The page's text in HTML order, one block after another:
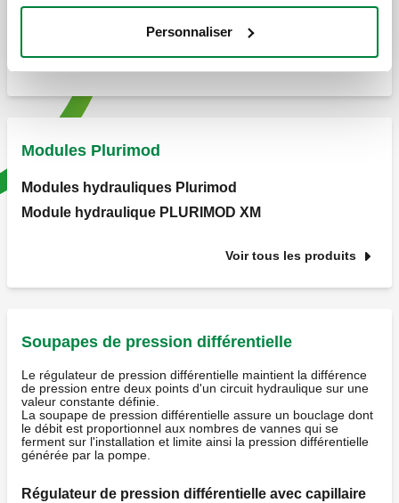
Personnaliser
Modules Plurimod
Modules hydrauliques Plurimod
Module hydraulique PLURIMOD XM
Voir tous les produits
Soupapes de pression différentielle
Le régulateur de pression différentielle maintient la différence
de pression entre deux points d'un circuit hydraulique sur une
valeur constante définie.
La soupape de pression différentielle assure un bouclage dont
le débit est proportionnel aux nombres de vannes qui se
ferment sur l'installation et limite ainsi la pression différentielle
générée par la pompe.
Régulateur de pression différentielle avec capillaire